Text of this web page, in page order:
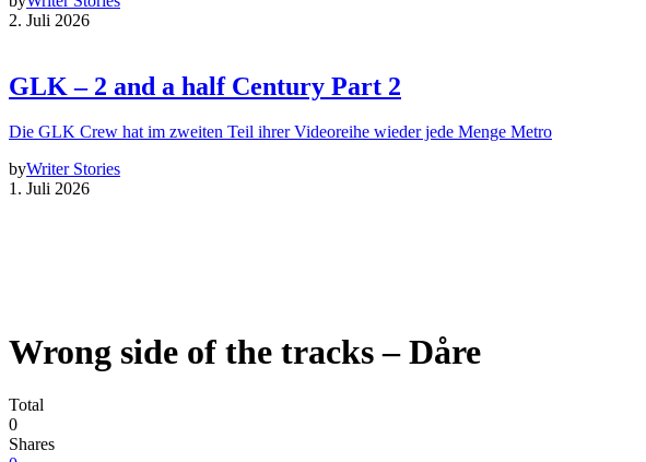
2. Juli 2026
GLK – 2 and a half Century Part 2
Die GLK Crew hat im zweiten Teil ihrer Videoreihe wieder jede Menge Metro
byWriter Stories
1. Juli 2026
Wrong side of the tracks – Dåre
Total
0
Shares